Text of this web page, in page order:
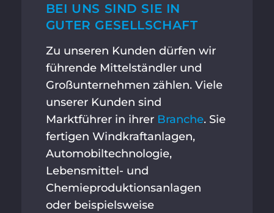
BEI UNS SIND SIE IN
GUTER GESELLSCHAFT
Zu unseren Kunden dürfen wir
führende Mittelständler und
Großunternehmen zählen. Viele
unserer Kunden sind
Marktführer in ihrer Branche. Sie
fertigen Windkraftanlagen,
Automobiltechnologie,
Lebensmittel- und
Chemieproduktions­anlagen
oder beispielsweise